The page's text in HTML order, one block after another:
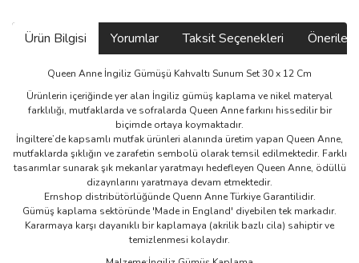
Ürün Bilgisi Yorumlar Taksit Seçenekleri
Queen Anne İngiliz Gümüşü Kahvaltı Sunum Set 30 x 12 Cm
Ürünlerin içeriğinde yer alan İngiliz gümüş kaplama ve nikel materyal
farklılığı, mutfaklarda ve sofralarda Queen Anne farkını hissedilir bir
biçimde ortaya koymaktadır.
İngiltere’de kapsamlı mutfak ürünleri alanında üretim yapan Queen Anne,
mutfaklarda şıklığın ve zarafetin sembolü olarak temsil edilmektedir. Farklı
tasarımlar sunarak şık mekanlar yaratmayı hedefleyen Queen Anne, ödüllü
dizaynlarını yaratmaya devam etmektedir.
Ernshop distribütörlüğünde Quenn Anne Türkiye Garantilidir.
Gümüş kaplama sektöründe 'Made in England' diyebilen tek markadır.
Kararmaya karşı dayanıklı bir kaplamaya (akrilik bazlı cila) sahiptir ve
temizlenmesi kolaydır.